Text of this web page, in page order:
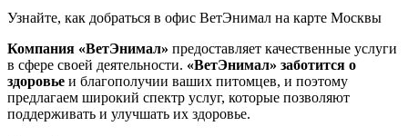
Узнайте, как добраться в офис ВетЭнимал на карте Москвы
Компания «ВетЭнимал» предоставляет качественные услуги
в сфере своей деятельности. «ВетЭнимал» заботится о
здоровье и благополучии ваших питомцев, и поэтому
предлагаем широкий спектр услуг, которые позволяют
поддерживать и улучшать их здоровье.